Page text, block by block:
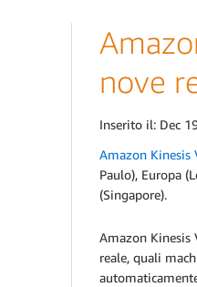
nove
Inserito il: Dec
Amazon Kinesis
Paulo), Europa
(Singapore).
Amazon Kinesis
reale, quali